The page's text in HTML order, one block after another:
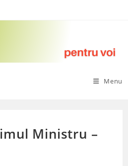
Menu
Ministru –